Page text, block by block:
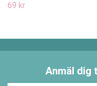
69 kr
Anmäl dig